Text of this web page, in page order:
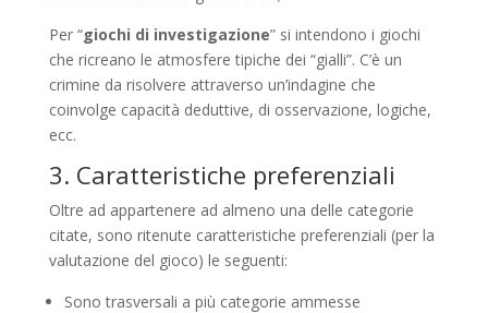
Per “giochi di investigazione” si intendono i giochi
che ricreano le atmosfere tipiche dei “gialli”. C’è un
crimine da risolvere attraverso un’indagine che
coinvolge capacità deduttive, di osservazione, logiche,
ecc.
3. Caratteristiche preferenziali
Oltre ad appartenere ad almeno una delle categorie
citate, sono ritenute caratteristiche preferenziali (per la
valutazione del gioco) le seguenti:
Sono trasversali a più categorie ammesse